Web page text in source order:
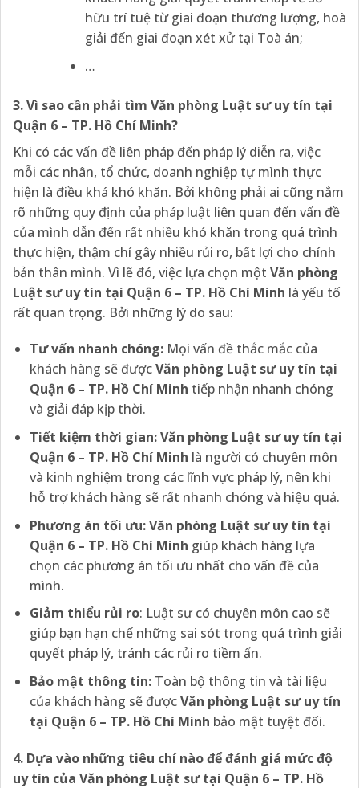
hữu trí tuệ từ giai đoạn thương lượng, hoà
giải đến giai đoạn xét xử tại Toà án;
…
3. Vì sao cần phải tìm Văn phòng Luật sư uy tín tại
Quận 6 – TP. Hồ Chí Minh?
Khi có các vấn đề liên pháp đến pháp lý diễn ra, việc
mỗi các nhân, tổ chức, doanh nghiệp tự mình thực
hiện là điều khá khó khăn. Bởi không phải ai cũng nắm
rõ những quy định của pháp luật liên quan đến vấn đề
của mình dẫn đến rất nhiều khó khăn trong quá trình
thực hiện, thậm chí gây nhiều rủi ro, bất lợi cho chính
bản thân mình. Vì lẽ đó, việc lựa chọn một Văn phòng
Luật sư uy tín tại Quận 6 – TP. Hồ Chí Minh là yếu tố
rất quan trọng. Bởi những lý do sau:
Tư vấn nhanh chóng:Mọi vấn đề thắc mắc của
khách hàng sẽ đượcVăn phòng Luật sư uy tín tại
Quận 6 – TP. Hồ Chí Minh tiếp nhận nhanh chóng
và giải đáp kịp thời.
Tiết kiệm thời gian:Văn phòng Luật sư uy tín tại
Quận 6 – TP. Hồ Chí Minh là người có chuyên môn
và kinh nghiệm trong các lĩnh vực pháp lý, nên khi
hỗ trợ khách hàng sẽ rất nhanh chóng và hiệu quả.
Phương án tối ưu:Văn phòng Luật sư uy tín tại
Quận 6 – TP. Hồ Chí Minh giúp khách hàng lựa
chọn các phương án tối ưu nhất cho vấn đề của
mình.
Giảm thiểu rủi ro: Luật sư có chuyên môn cao sẽ
giúp bạn hạn chế những sai sót trong quá trình giải
quyết pháp lý, tránh các rủi ro tiềm ẩn.
Bảo mật thông tin:Toàn bộ thông tin và tài liệu
của khách hàng sẽ đượcVăn phòng Luật sư uy tín
tại Quận 6 – TP. Hồ Chí Minh bảo mật tuyệt đối.
4. Dựa vào những tiêu chí nào để đánh giá mức độ
uy tín của Văn phòng Luật sư tại Quận 6 – TP. Hồ